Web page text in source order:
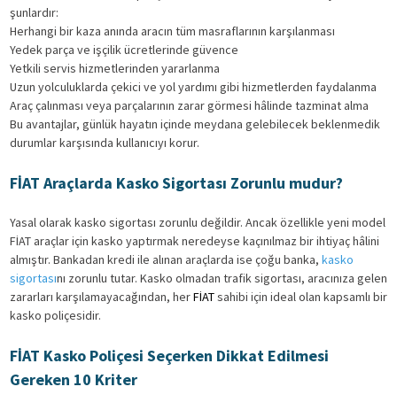
şunlardır:
Herhangi bir kaza anında aracın tüm masraflarının karşılanması
Yedek parça ve işçilik ücretlerinde güvence
Yetkili servis hizmetlerinden yararlanma
Uzun yolculuklarda çekici ve yol yardımı gibi hizmetlerden faydalanma
Araç çalınması veya parçalarının zarar görmesi hâlinde tazminat alma
Bu avantajlar, günlük hayatın içinde meydana gelebilecek beklenmedik
durumlar karşısında kullanıcıyı korur.
FİAT Araçlarda Kasko Sigortası Zorunlu mudur?
Yasal olarak kasko sigortası zorunlu değildir. Ancak özellikle yeni model
FİAT araçlar için kasko yaptırmak neredeyse kaçınılmaz bir ihtiyaç hâlini
almıştır. Bankadan kredi ile alınan araçlarda ise çoğu banka, kasko
sigortasını zorunlu tutar. Kasko olmadan trafik sigortası, aracınıza gelen
zararları karşılamayacağından, herFİATsahibi için ideal olan kapsamlı bir
kasko poliçesidir.
FİAT Kasko Poliçesi Seçerken Dikkat Edilmesi
Gereken 10 Kriter